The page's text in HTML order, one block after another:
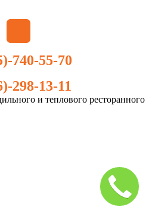
740-55-70
298-13-11
и теплового ресторанного